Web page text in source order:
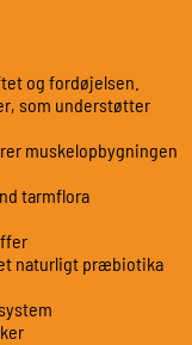
og fordøjelsen.
som understøtter
muskelopbygningen
tarmflora
naturligt præbiotika